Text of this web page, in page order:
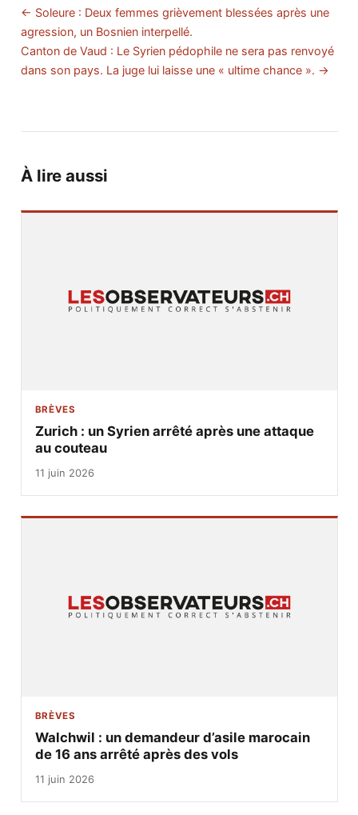
← Soleure : Deux femmes grièvement blessées après une
agression, un Bosnien interpellé.
Canton de Vaud : Le Syrien pédophile ne sera pas renvoyé
dans son pays. La juge lui laisse une « ultime chance ». →
À lire aussi
BRÈVES
Zurich : un Syrien arrêté après une attaque
au couteau
11 juin 2026
BRÈVES
Walchwil : un demandeur d’asile marocain
de 16 ans arrêté après des vols
11 juin 2026